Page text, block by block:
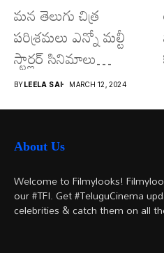
మన తెలుగు చిత్ర
పరిశ్రమలు ఎన్నో మల్టీ
స్టార్లర్ సినిమాలు
వచ్చాయి.. కొన్ని సినిమాలు
అయితే...
BY LEELA SAI MARCH 12, 2024
About Us
Welcome to Filmylooks!
our #TFI. Get #TeluguCinema
celebrities & catch them on all